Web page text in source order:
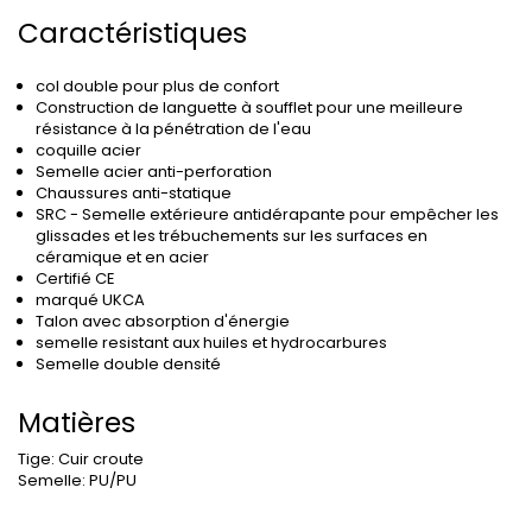
Caractéristiques
col double pour plus de confort
Construction de languette à soufflet pour une meilleure
résistance à la pénétration de l'eau
coquille acier
Semelle acier anti-perforation
Chaussures anti-statique
SRC - Semelle extérieure antidérapante pour empêcher les
glissades et les trébuchements sur les surfaces en
céramique et en acier
Certifié CE
marqué UKCA
Talon avec absorption d'énergie
semelle resistant aux huiles et hydrocarbures
Semelle double densité
Matières
Tige: Cuir croute
Semelle: PU/PU